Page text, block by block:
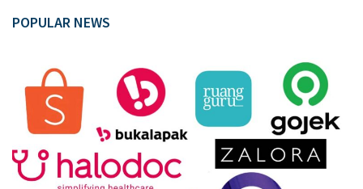
POPULAR NEWS